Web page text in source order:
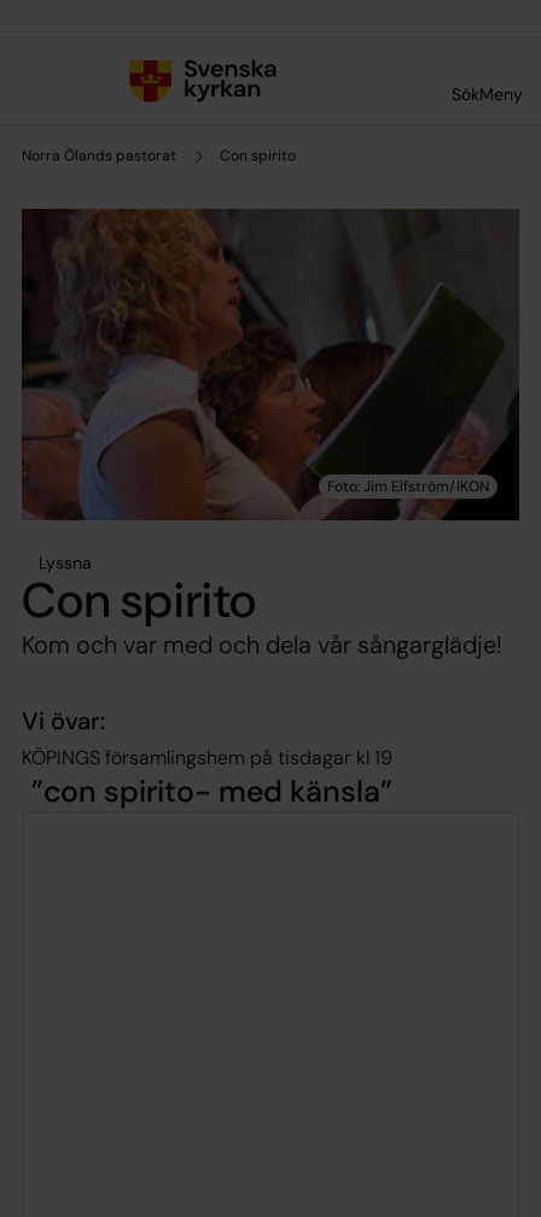
SökMeny
Norra Ölands pastorat Con spirito
Lyssna
Con spirito
Kom och var med och dela vår sångarglädje!
Vi övar:
KÖPINGS församlingshem på tisdagar kl 19
con spirito- med känsla